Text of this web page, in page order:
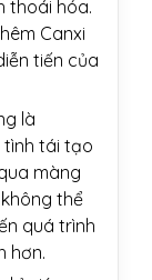
thoái hóa.
Canxi
tiến của
là
tái tạo
màng
thể
quá trình
hơn.